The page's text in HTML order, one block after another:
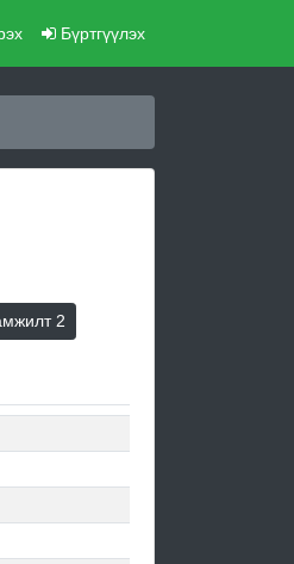
Бүртгүүлэх
2